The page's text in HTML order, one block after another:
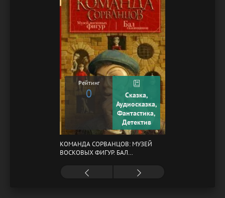
Рейтинг
0
Сказка,
Аудиосказка,
Фантастика,
Детектив
КОМАНДА СОРВАНЦОВ: МУЗЕЙ
ВОСКОВЫХ ФИГУР. БАЛ